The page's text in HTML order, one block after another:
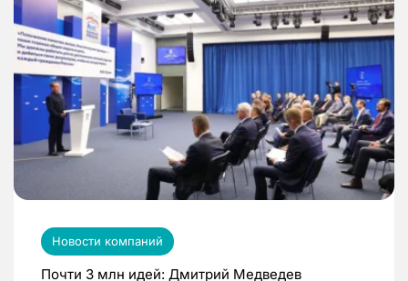
Новости компаний
Почти 3 млн идей: Дмитрий Медведев